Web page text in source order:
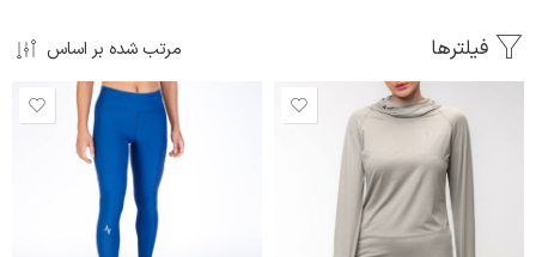
فیلترها مرتب شده بر اساس